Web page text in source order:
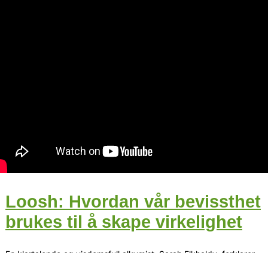
Loosh: Hvordan vår bevissthet
brukes til å skape virkelighet